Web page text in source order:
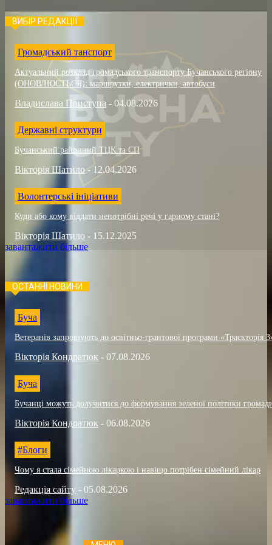
ВИБІР РЕДАКЦІЇ
Громадський танспорт
Актуальний розклад громадського транспорту Бучанського регіону
(ОНОВЛЮЄТЬСЯ): маршрутки, електрички, автобуси
Владислава Приступа - 04.08.2026
Державні структури
Бучанський районний ТЦК та СП
Вікторія Шатило - 12.04.2026
Волонтерські ініціативи
Куди або кому віддати непотрібні речі у гарному стані?
Вікторія Шатило - 15.12.2025
завантажити більше
ОСТАННІ НОВИНИ
Буча
Ветеранів запрошують до освітньо-грантової програми «Траєкторія
Вікторія Кондратюк - 07.08.2026
Буча
Бучанці можуть долучитися до формування зеленої політики
Вікторія Кондратюк - 06.08.2026
#Блоги
Чому я стала сімейною лікаркою і навіщо потрібен сімейний лікар
Редакція сайту - 05.08.2026
завантажити більше